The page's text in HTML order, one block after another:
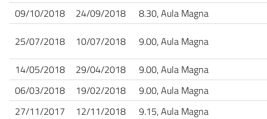
09/10/2018
24/09/2018
8.30, Aula Magna
25/07/2018
10/07/2018
9.00, Aula Magna
14/05/2018
29/04/2018
9.00, Aula Magna
06/03/2018
19/02/2018
9.00, Aula Magna
27/11/2017
12/11/2018
9.15, Aula Magna